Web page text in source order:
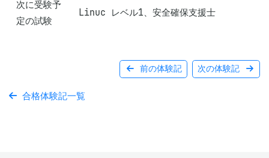
次に受験予
定の試験
Linuc レベル1、安全確保支援士
前の体験記 次の体験記
合格体験記一覧